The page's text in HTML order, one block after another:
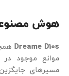
هوش
Dreame D10s
موانع موجود
مسیرهای